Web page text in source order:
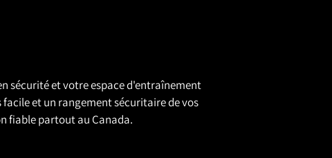
sécurité et votre espace d'entraînement
et un rangement sécuritaire de vos
fiable partout au Canada.